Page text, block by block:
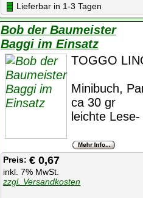
Lieferbar in 1-3 Tagen
Bob der Baumeister
Baggi im Einsatz
TOGGO
Minibuch,
ca 30 gr
leichte
Preis: € 0,67
inkl. 7% MwSt.
zzgl. Versandkosten